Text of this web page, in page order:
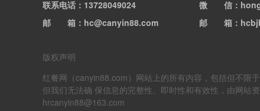
联系电话 ：13728049024
邮箱：hc@canyin88.com
微信
：
邮箱
：
版权声明
红餐网（canyin88.com）网站上的所有内容，包括但不限
但我们无法确 保信息的完整性、即时性和有效性，由网站
hrcanyin88@163.com